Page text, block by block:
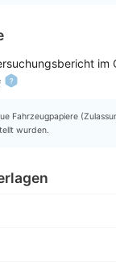
im
Fahrzeugpapiere
wurden.